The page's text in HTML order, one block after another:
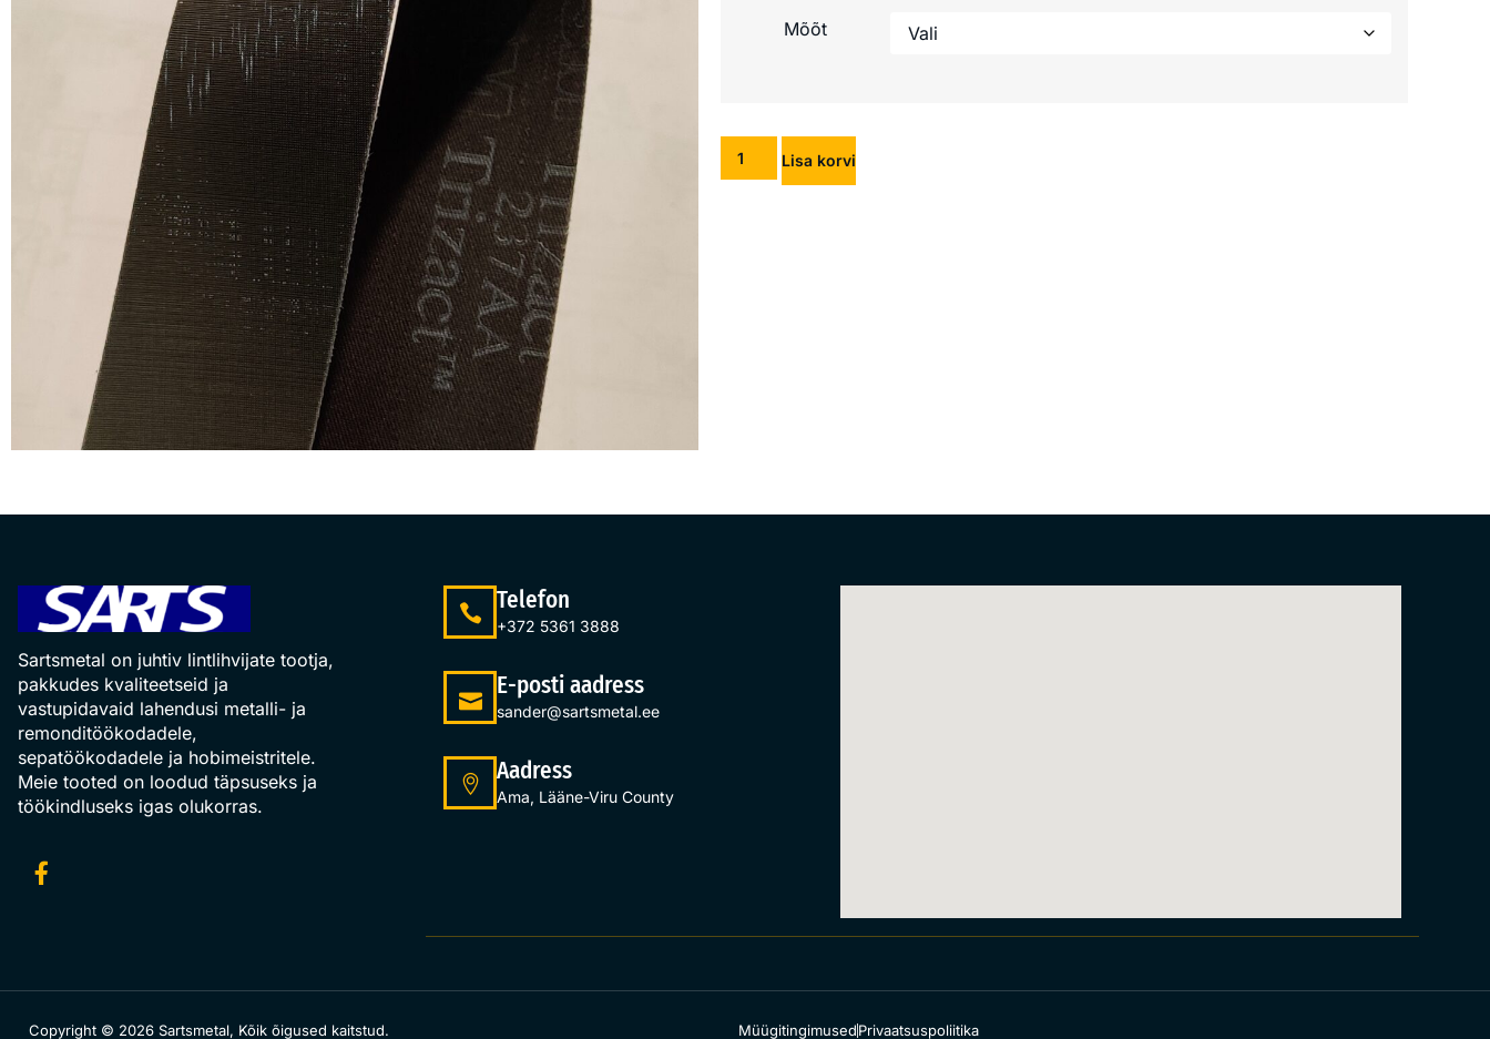
Mõõt
Lisa korvi
Sartsmetal on juhtiv lintlihvijate tootja,
pakkudes kvaliteetseid ja
vastupidavaid lahendusi metalli- ja
remonditöökodadele,
sepatöökodadele ja hobimeistritele.
Meie tooted on loodud täpsuseks ja
töökindluseks igas olukorras.
Telefon
+372 5361 3888
E-posti aadress
sander@sartsmetal.ee
Aadress
Ama, Lääne-Viru County
Copyright © 2026 Sartsmetal, Kõik õigused kaitstud. MüügitingimusedPrivaatsuspoliitika